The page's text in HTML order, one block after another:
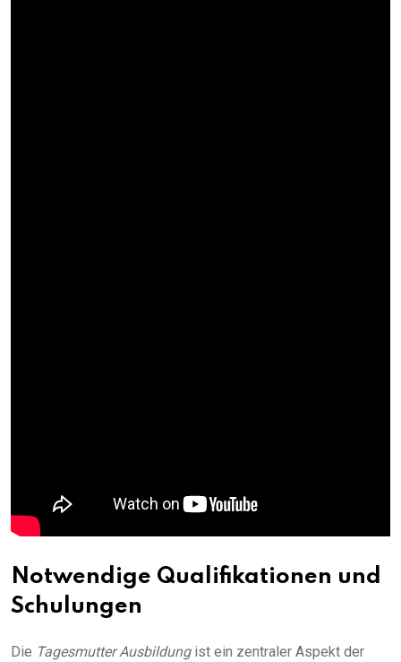
Notwendige Qualifikationen und
Schulungen
Die Tagesmutter Ausbildungist ein zentraler Aspekt der